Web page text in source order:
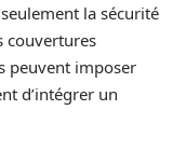
la sécurité
couvertures
peuvent imposer
d’intégrer un